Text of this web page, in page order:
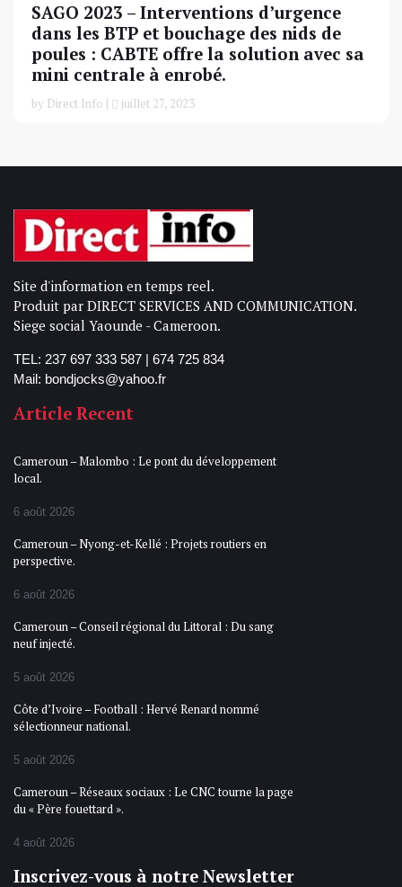
SAGO 2023 – Interventions d’urgence
dans les BTP et bouchage des nids de
poules : CABTE offre la solution avec sa
mini centrale à enrobé.
by Direct Info | juillet 27, 2023
Site d'information en temps reel.
Produit par DIRECT SERVICES AND COMMUNICATION.
Siege social Yaounde - Cameroon.
TEL: 237 697 333 587 | 674 725 834
Mail: bondjocks@yahoo.fr
Article Recent
Cameroun – Malombo : Le pont du développement
local.
6 août 2026
Cameroun – Nyong-et-Kellé : Projets routiers en
perspective.
6 août 2026
Cameroun – Conseil régional du Littoral : Du sang
neuf injecté.
5 août 2026
Côte d’Ivoire – Football : Hervé Renard nommé
sélectionneur national.
5 août 2026
Cameroun – Réseaux sociaux : Le CNC tourne la page
du « Père fouettard ».
4 août 2026
Inscrivez-vous à notre Newsletter